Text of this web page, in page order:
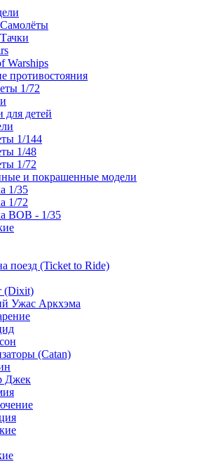
Warships
противостояния
1/72
для детей
1/144
1/48
1/72
и покрашенные модели
1/35
1/72
ВОВ - 1/35
поезд (Ticket to Ride)
(Dixit)
Ужас Аркхэма
(Catan)
Джек